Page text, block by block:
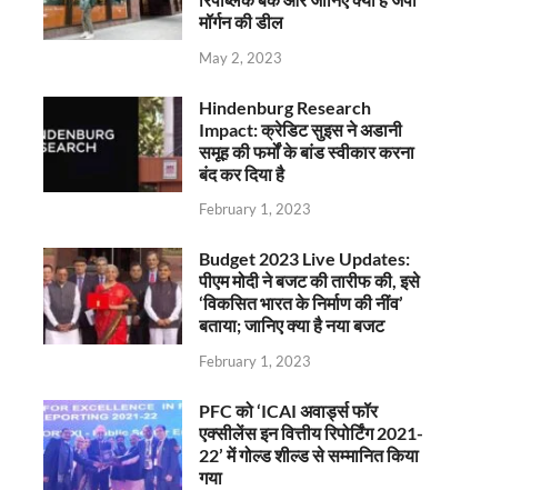
मॉर्गन की डील
May 2, 2023
Hindenburg Research
Impact: क्रेडिट सुइस ने अडानी
समूह की फर्मों के बांड स्वीकार करना
बंद कर दिया है
February 1, 2023
Budget 2023 Live Updates:
पीएम मोदी ने बजट की तारीफ की, इसे
‘विकसित भारत के निर्माण की नींव’
बताया; जानिए क्या है नया बजट
February 1, 2023
PFC को ‘ICAI अवार्ड्स फॉर
एक्सीलेंस इन वित्तीय रिपोर्टिंग 2021-
22’ में गोल्ड शील्ड से सम्मानित किया
गया